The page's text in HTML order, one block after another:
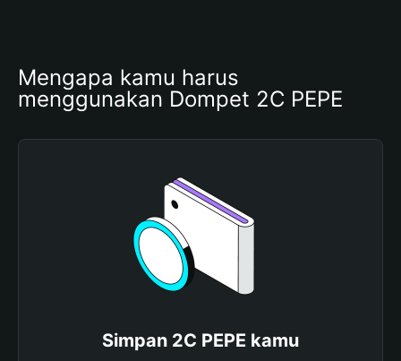
Mengapa kamu harus
menggunakan Dompet 2C PEPE
Simpan 2C PEPE kamu